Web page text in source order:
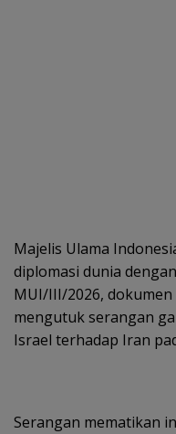
Majelis Ulama
diplomasi dunia
MUI/III/2026,
mengutuk serangan
Israel terhadap Iran
Serangan mematikan